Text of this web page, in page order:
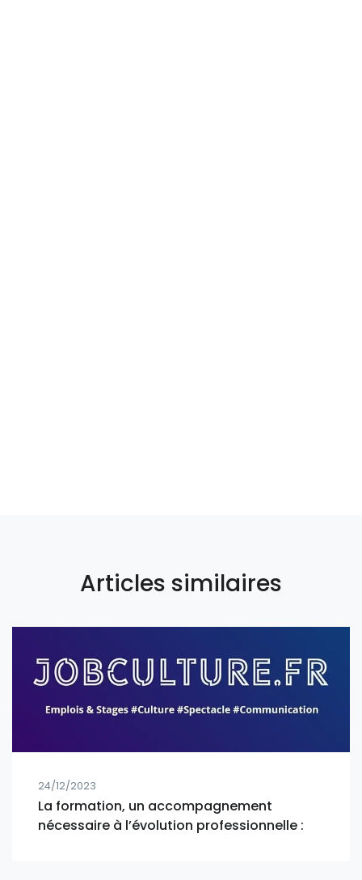
Articles similaires
24/12/2023
La formation, un accompagnement
nécessaire à l’évolution professionnelle :